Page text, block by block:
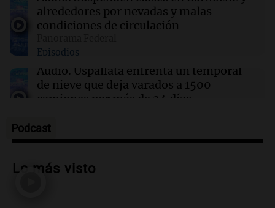
Se divorciaron y la Justicia ordenó que ella le
pague una renta por vivir en la casa familiar
10:50 Sociedad
Quién era la bombera que murió en el trágico
choque de la ruta 19
alrededores por nevadas y malas
condiciones de circulación
Episodios
Audio. Uspallata enfrenta un temporal
de nieve que deja varados a 1500
camiones por más de 24 días
Episodios
Audio.Exigen justicia por Débora:
devolvérnosla"
Podcast
Lo más visto